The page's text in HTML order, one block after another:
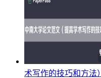
术写作的技巧和方法）